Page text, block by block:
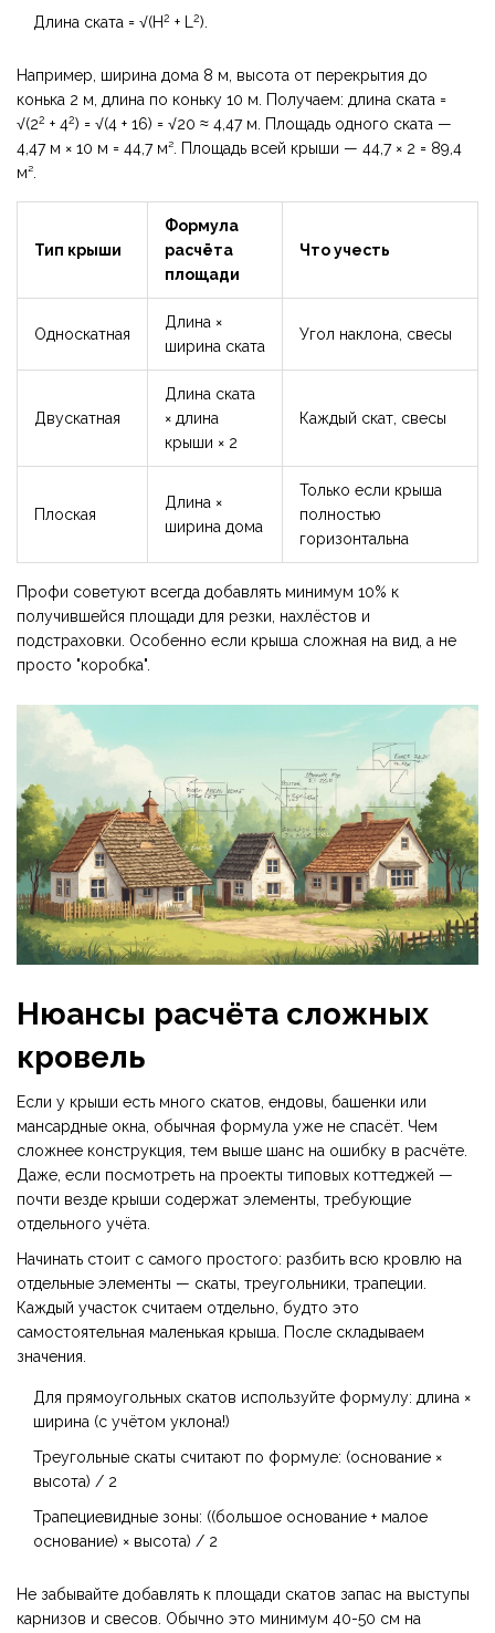
Длина ската = √(H2 + L 2).
Например, ширина дома 8 м, высота от перекрытия до
конька 2 м, длина по коньку 10 м. Получаем: длина ската =
√(22 + 42) = √(4 + 16) = √20 ≈ 4,47 м. Площадь одного ската —
4,47 м × 10 м = 44,7 м². Площадь всей крыши — 44,7 × 2 = 89,4
м².
Тип крыши
Формула
расчёта
площади
Что учесть
Односкатная
Длина ×
ширина ската
Угол наклона, свесы
Двускатная
Длина ската
× длина
крыши × 2
Каждый скат, свесы
Плоская
Длина ×
ширина дома
Только если крыша
полностью
горизонтальна
Профи советуют всегда добавлять минимум 10% к
получившейся площади для резки, нахлёстов и
подстраховки. Особенно если крыша сложная на вид, а не
просто "коробка".
Нюансы расчёта сложных
кровель
Если у крыши есть много скатов, ендовы, башенки или
мансардные окна, обычная формула уже не спасёт. Чем
сложнее конструкция, тем выше шанс на ошибку в расчёте.
Даже, если посмотреть на проекты типовых коттеджей —
почти везде крыши содержат элементы, требующие
отдельного учёта.
Начинать стоит с самого простого: разбить всю кровлю на
отдельные элементы — скаты, треугольники, трапеции.
Каждый участок считаем отдельно, будто это
самостоятельная маленькая крыша. После складываем
значения.
Для прямоугольных скатов используйте формулу: длина ×
ширина (с учётом уклона!)
Треугольные скаты считают по формуле: (основание ×
высота) / 2
Трапециевидные зоны: ((большое основание + малое
основание) × высота) / 2
Не забывайте добавлять к площади скатов запас на выступы
карнизов и свесов. Обычно это минимум 40-50 см на